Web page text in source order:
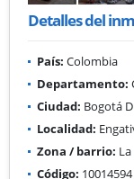
Detalles del
País: Colombia
Departamento:
Ciudad: Bogotá
Localidad:
Zona / barrio:
Código: 10014594